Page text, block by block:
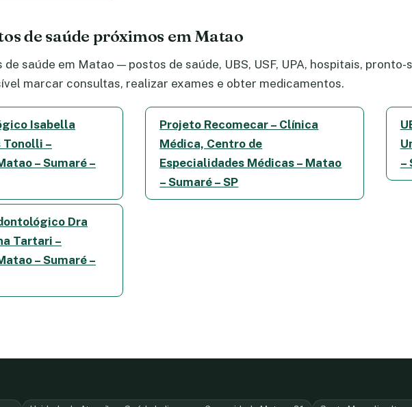
de saúde próximos em Matao
de saúde em Matao — postos de saúde, UBS, USF, UPA, hospitais,
marcar consultas, realizar exames e obter medicamentos.
Isabella
Tonolli –
– Sumaré –
Projeto Recomecar – Clínica
Médica, Centro de
Especialidades Médicas – Matao
– Sumaré – SP
–
Dra
Tartari –
– Sumaré –